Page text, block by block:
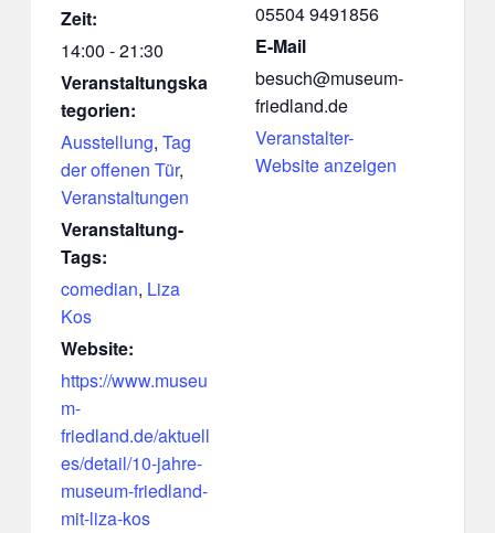
Zeit:
14:00 - 21:30
Veranstaltungska
tegorien:
Ausstellung, Tag
der offenen Tür,
Veranstaltungen
Veranstaltung-
Tags:
comedian, Liza
Kos
Website:
https://www.museu
m-
friedland.de/aktuell
es/detail/10-jahre-
museum-friedland-
mit-liza-kos
05504 9491856
E-Mail
besuch@museum-
friedland.de
Veranstalter-
Website anzeigen